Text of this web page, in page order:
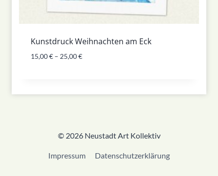
Kunstdruck Weihnachten am Eck
15,00€ – 25,00€
© 2026 Neustadt Art Kollektiv
Impressum Datenschutzerklärung